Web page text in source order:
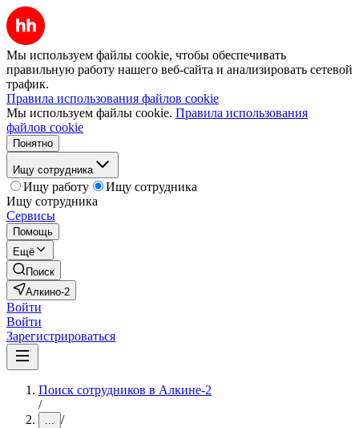
Мы используем файлы cookie, чтобы обеспечивать
правильную работу нашего веб-сайта и анализировать сетевой
трафик.
Правила использования файлов cookie
Мы используем файлы cookie. Правила использования
файлов cookie
Понятно
Ищу сотрудника
Ищу работу
Ищу сотрудника
Ищу сотрудника
Сервисы
Помощь
Ещё
Поиск
Алкино-2
Войти
Войти
Зарегистрироваться
Поиск сотрудников в Алкине-2
/
... /